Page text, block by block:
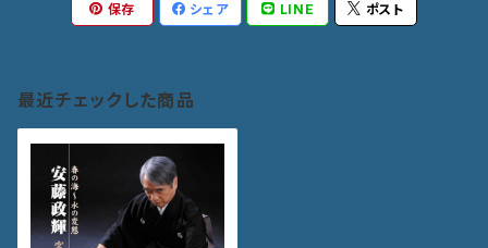
保存 シェア LINE ポスト
最近チェックした商品